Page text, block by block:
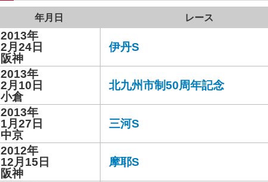
年月日 レース
2013年
2月24日
阪神
伊丹S
2013年
2月10日
小倉
北九州市制50周年記念
2013年
1月27日
中京
三河S
2012年
12月15日
阪神
摩耶S